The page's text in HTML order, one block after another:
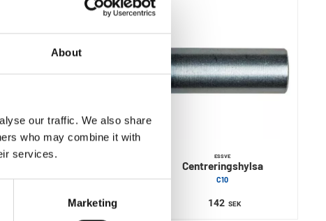
About
our traffic. We also share
who may combine it with
services.
Marketing
ESSVE
DLT-14/5 Programa
SEK
ESSVE
Centreringshylsa
C10
142 SEK